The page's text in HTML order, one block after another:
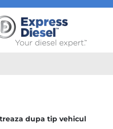
dupa tip vehicul